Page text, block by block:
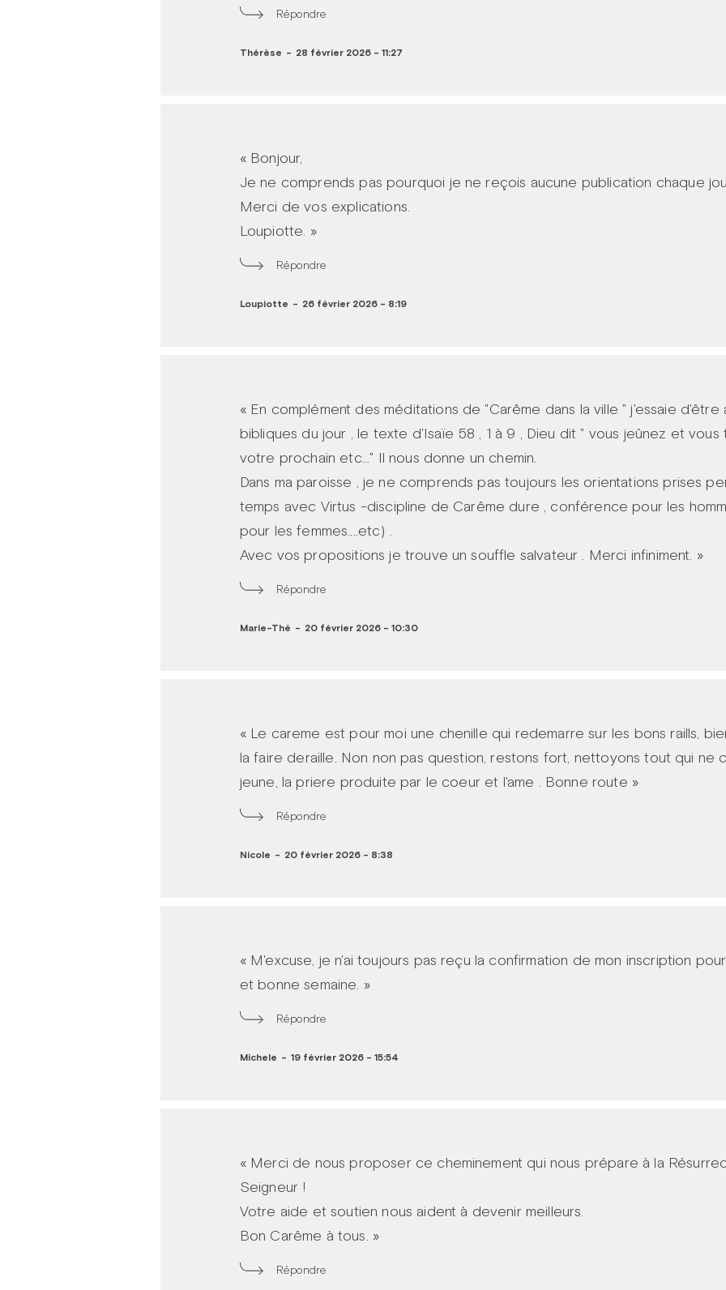
Répondre
Thérèse - 28 février 2026 - 11:27
« Bonjour,
Je ne comprends pas pourquoi je ne reçois aucune publication chaque
Merci de vos explications.
Loupiotte. »
Répondre
Loupiotte - 26 février 2026 - 8:19
« En complément des méditations de "Carême dans la ville " j'essaie d'être
bibliques du jour , le texte d'Isaïe 58 , 1 à 9 , Dieu dit " vous jeûnez et
votre prochain etc..." Il nous donne un chemin.
Dans ma paroisse , je ne comprends pas toujours les orientations prises
temps avec Virtus -discipline de Carême dure , conférence pour les
pour les femmes....etc) .
Avec vos propositions je trouve un souffle salvateur . Merci infiniment. »
Répondre
Marie-Thé - 20 février 2026 - 10:30
« Le careme est pour moi une chenille qui redemarre sur les bons raills,
la faire deraille. Non non pas question, restons fort, nettoyons tout qui ne
jeune, la priere produite par le coeur et l'ame . Bonne route »
Répondre
Nicole - 20 février 2026 - 8:38
« M'excuse, je n'ai toujours pas reçu la confirmation de mon inscription
et bonne semaine. »
Répondre
Michele - 19 février 2026 - 15:54
« Merci de nous proposer ce cheminement qui nous prépare à la
Seigneur !
Votre aide et soutien nous aident à devenir meilleurs.
Bon Carême à tous. »
Répondre